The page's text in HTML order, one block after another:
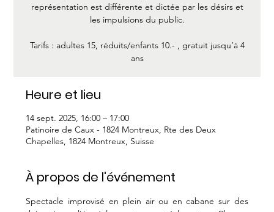
représentation est différente et dictée par les désirs et
les impulsions du public.
Tarifs : adultes 15, réduits/enfants 10.- , gratuit jusqu’à 4
ans
Heure et lieu
14 sept. 2025, 16:00 – 17:00
Patinoire de Caux - 1824 Montreux, Rte des Deux
Chapelles, 1824 Montreux, Suisse
À propos de l'événement
Spectacle improvisé en plein air ou en cabane sur des